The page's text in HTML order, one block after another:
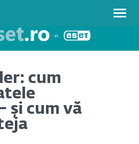
cum
și cum vă